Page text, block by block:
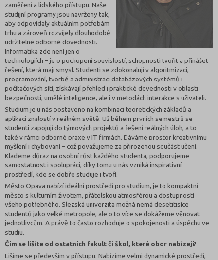
zaměření a lidského přístupu. Naše
studijní programy jsou navrženy tak,
aby odpovídaly aktuálním potřebám
trhu a zároveň rozvíjely dlouhodobě
udržitelné odborné dovednosti.
Informatika zde není jen o
technologiích – je o pochopení souvislostí, schopnosti tvořit a přinášet
řešení, která mají smysl. Studenti se zdokonalují v algoritmizaci,
programování, tvorbě a administraci databázových systémů i
počítačových sítí, získávají přehled i praktické dovednosti v oblasti
bezpečnosti, umělé inteligence, ale i v metodách interakce s uživateli.
Studium je u nás postaveno na kombinaci teoretických základů a
aplikaci znalostí v reálném světě. Už během prvních semestrů se
studenti zapojují do týmových projektů a řešení reálných úloh, a to
také v rámci odborné praxe v IT firmách. Dáváme prostor kreativnímu
myšlení i chybování – což považujeme za přirozenou součást učení.
Klademe důraz na osobní růst každého studenta, podporujeme
samostatnost i spolupráci, díky tomu u nás vzniká inspirativní
prostředí, kde se dobře studuje i tvoří.
Město Opava nabízí ideální prostředí pro studium, je to kompaktní
město s kulturním životem, přátelskou atmosférou a dostupností
všeho potřebného. Slezská univerzita možná nemá desetitisíce
studentů jako velké metropole, ale o to více se dokážeme věnovat
jednotlivcům. A právě to často rozhoduje o spokojenosti a úspěchu ve
studiu.
Čím se lišíte od ostatních fakult či škol, které obor nabízejí?
Lišíme se především v přístupu. Nabízíme velmi dynamické prostředí,